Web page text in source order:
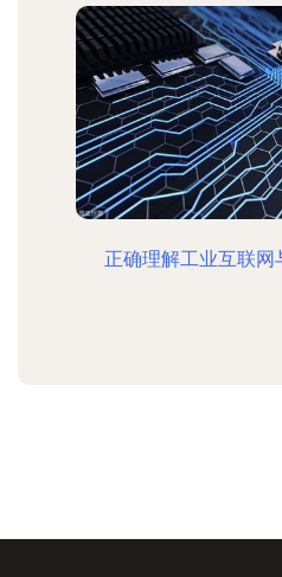
正确理解工业互联网